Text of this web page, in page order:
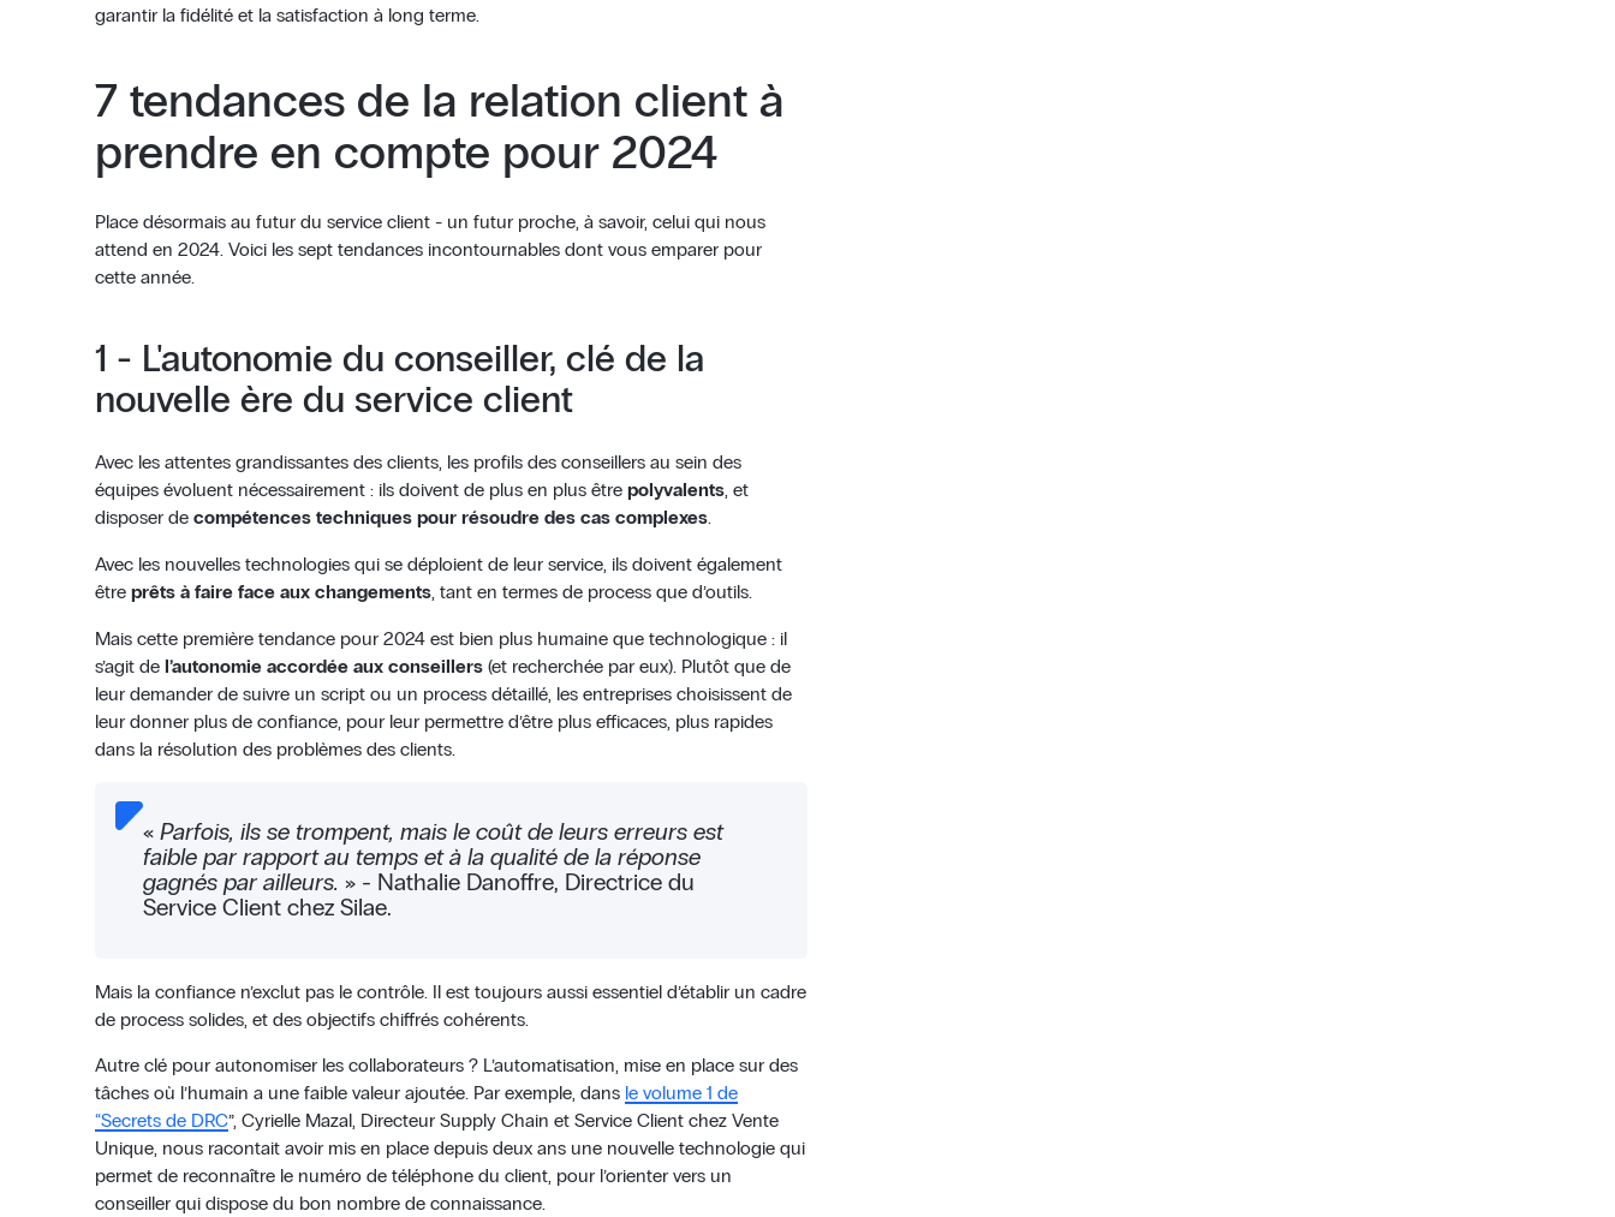
garantir la fidélité et la satisfaction à long terme.
7 tendances de la relation client à
prendre en compte pour 2024
Place désormais au futur du service client - un futur proche, à savoir, celui qui nous
attend en 2024. Voici les sept tendances incontournables dont vous emparer pour
cette année.
1 - L'autonomie du conseiller, clé de la
nouvelle ère du service client
Avec les attentes grandissantes des clients, les profils des conseillers au sein des
équipes évoluent nécessairement : ils doivent de plus en plus êtrepolyvalents, et
disposer decompétences techniques pour résoudre des cas complexes.
Avec les nouvelles technologies qui se déploient de leur service, ils doivent également
êtreprêts à faire face aux changements, tant en termes de process que d’outils.
Mais cette première tendance pour 2024 est bien plus humaine que technologique : il
s’agit del’autonomie accordée aux conseillers (et recherchée par eux). Plutôt que de
leur demander de suivre un script ou un process détaillé, les entreprises choisissent de
leur donner plus de confiance, pour leur permettre d’être plus efficaces, plus rapides
dans la résolution des problèmes des clients.
« Parfois, ils se trompent, mais le coût de leurs erreurs est
faible par rapport au temps et à la qualité de la réponse
gagnés par ailleurs. » - Nathalie Danoffre, Directrice du
Service Client chez Silae.
Mais la confiance n’exclut pas le contrôle. Il est toujours aussi essentiel d’établir un cadre
de process solides, et des objectifs chiffrés cohérents.
Autre clé pour autonomiser les collaborateurs ? L’automatisation, mise en place sur des
tâches où l’humain a une faible valeur ajoutée. Par exemple, dans le volume 1 de
“Secrets de DRC”, Cyrielle Mazal, Directeur Supply Chain et Service Client chez Vente
Unique, nous racontait avoir mis en place depuis deux ans une nouvelle technologie qui
permet de reconnaître le numéro de téléphone du client, pour l’orienter vers un
conseiller qui dispose du bon nombre de connaissance.